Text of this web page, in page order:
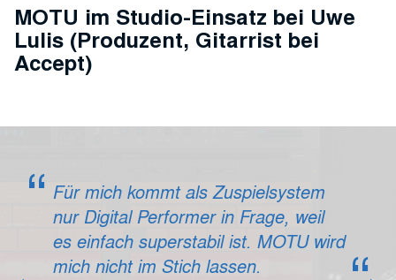
MOTU im Studio-Einsatz bei Uwe
Lulis (Produzent, Gitarrist bei
Accept)
Für mich kommt als Zuspielsystem
nur Digital Performer in Frage, weil
es einfach superstabil ist. MOTU wird
mich nicht im Stich lassen.